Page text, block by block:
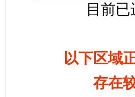
目前
以下区域
存在